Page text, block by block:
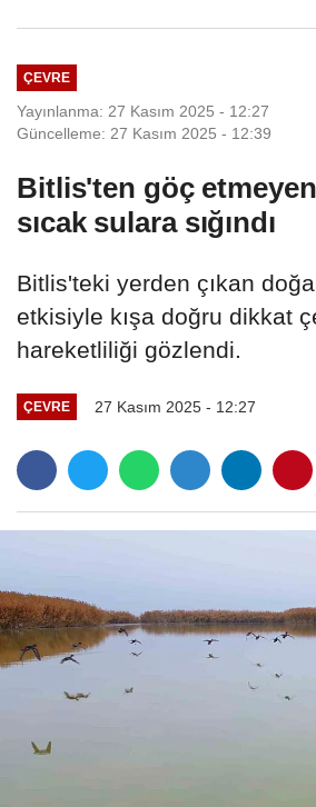
ÇEVRE
Yayınlanma: 27 Kasım 2025 - 12:27
Güncelleme: 27 Kasım 2025 - 12:39
Bitlis'ten göç
sıcak sulara sığındı
Bitlis'teki yerden çıkan
etkisiyle kışa doğru dikkat
hareketliliği gözlendi.
ÇEVRE 27 Kasım 2025 - 12:27